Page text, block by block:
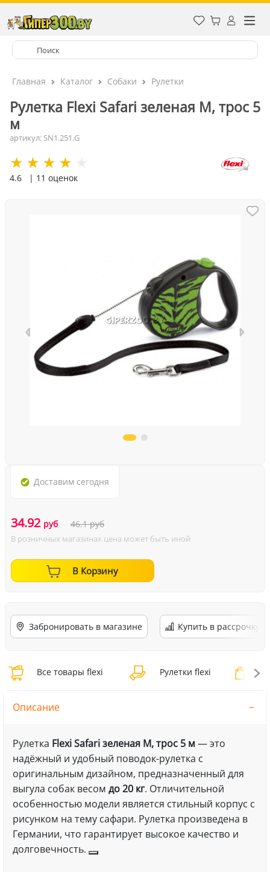
Главная Каталог Собаки Рулетки
Рулетка Flexi Safari зеленая M, трос 5
м
артикул: SN1.251.G
4.6 | 11 оценок
Доставим сегодня
34.92 руб 46.1руб
В розничных магазинах цена может быть иной
В Корзину
Забронировать в магазине Купить в рассрочку
Все товары flexi Рулетки flexi
Описание
Рулетка Flexi Safari зеленая M, трос 5 м — это
надёжный и удобный поводок-рулетка с
оригинальным дизайном, предназначенный для
выгула собак весом до 20 кг. Отличительной
особенностью модели является стильный корпус с
рисунком на тему сафари. Рулетка произведена в
Германии, что гарантирует высокое качество и
долговечность.